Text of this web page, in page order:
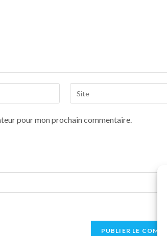
pour mon prochain commentaire.